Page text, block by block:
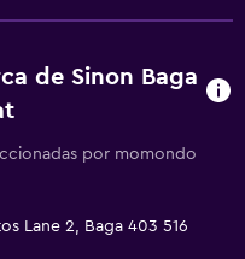
de Sinon Baga
por momondo
Lane 2, Baga 403 516